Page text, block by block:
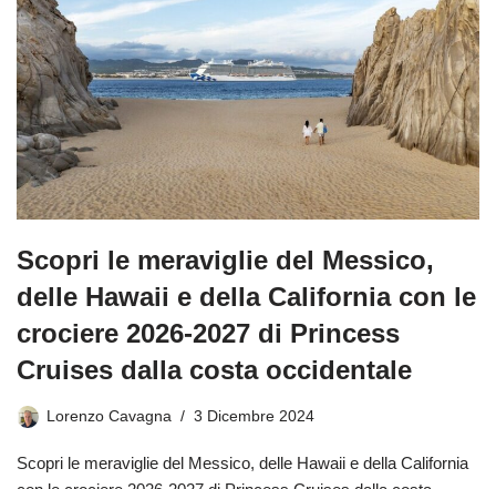
Scopri le meraviglie del Messico,
delle Hawaii e della California con le
crociere 2026-2027 di Princess
Cruises dalla costa occidentale
Lorenzo Cavagna 3 Dicembre 2024
Scopri le meraviglie del Messico, delle Hawaii e della California